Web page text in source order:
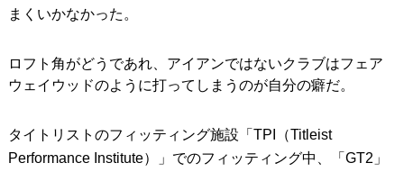
まくいかなかった。
ロフト角がどうであれ、アイアンではないクラブはフェア
ウェイウッドのように打ってしまうのが自分の癖だ。
タイトリストのフィッティング施設「TPI（Titleist
Performance Institute）」でのフィッティング中、「GT2」